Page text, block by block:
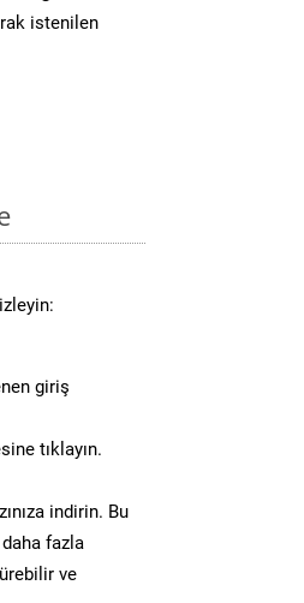
istenilen
giriş
tıklayın.
indirin. Bu
fazla
ve